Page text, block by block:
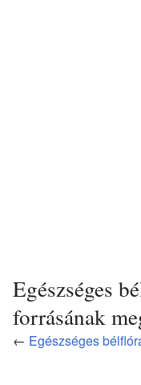
Egészséges
forrásának
← Egészséges